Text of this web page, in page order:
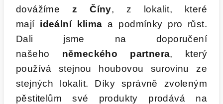
dovážíme z Číny, z lokalit, které
mají ideální klima a podmínky pro růst.
Dali jsme na doporučení
našeho německého partnera, který
používá stejnou houbovou surovinu ze
stejných lokalit. Díky správně zvoleným
pěstitelům své produkty prodává na